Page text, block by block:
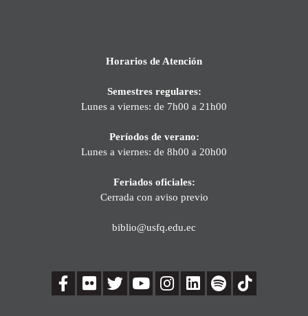
Horarios de Atención
Semestres regulares:
Lunes a viernes: de 7h00 a 21h00
Períodos de verano:
Lunes a viernes: de 8h00 a 20h00
Feriados oficiales:
Cerrada con aviso previo
biblio@usfq.edu.ec